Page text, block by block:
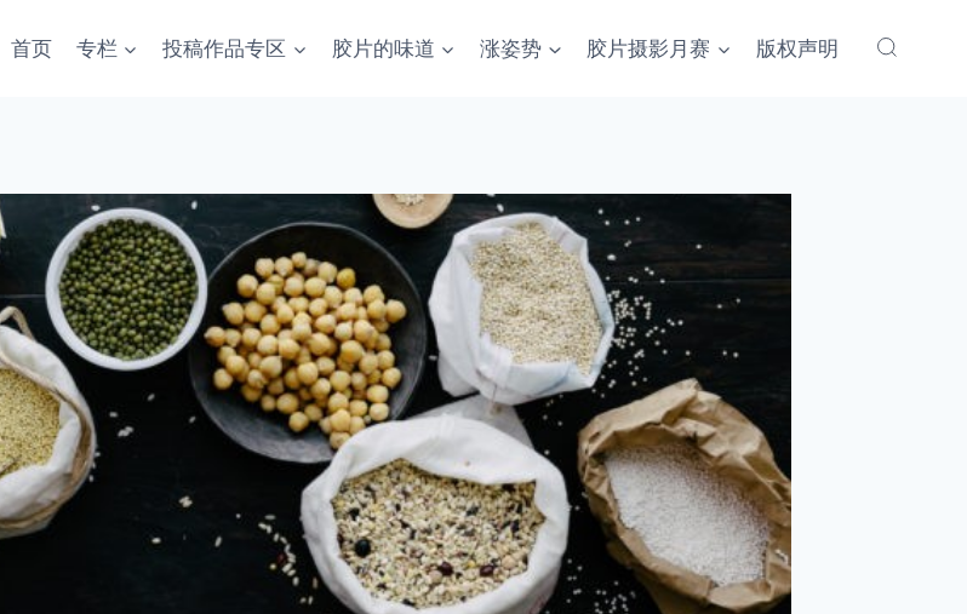
首页 专栏 投稿作品专区 胶片的味道 涨姿势 胶片摄影月赛 版权声明